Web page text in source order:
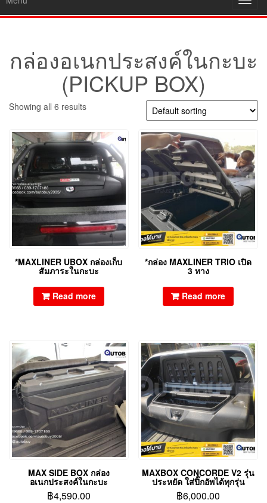
กล่องอเนกประสงค์ในกะบะ
(PICKUP BOX)
Showing all 6 results
*MAXLINER UBOX กล่องเก็บ
สัมภาระในกะบะ
Read more
*กล่อง MAXLINER TRIO เปิด
3 ทาง
Read more
MAX SIDE BOX กล่อง
อเนกประสงค์ในกะบะ
฿4,590.00
MAXBOX CONCORDE V2 รุ่น
ประหยัด ใส่ปิ๊กอัพได้ทุกรุ่น
฿6,000.00